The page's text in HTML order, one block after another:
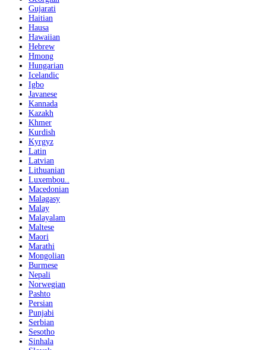
Gujarati
Haitian
Hausa
Hawaiian
Hebrew
Hmong
Hungarian
Icelandic
Igbo
Javanese
Kannada
Kazakh
Khmer
Kurdish
Kyrgyz
Latin
Latvian
Lithuanian
Luxembou..
Macedonian
Malagasy
Malay
Malayalam
Maltese
Maori
Marathi
Mongolian
Burmese
Nepali
Norwegian
Pashto
Persian
Punjabi
Serbian
Sesotho
Sinhala